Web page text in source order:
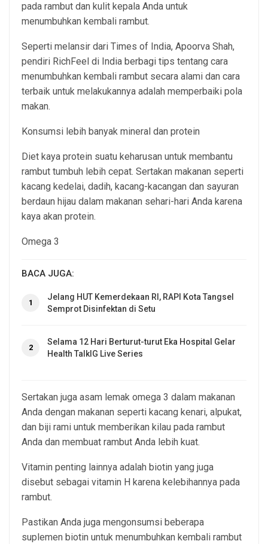
pada rambut dan kulit kepala Anda untuk
menumbuhkan kembali rambut.
Seperti melansir dari Times of India, Apoorva Shah,
pendiri RichFeel di India berbagi tips tentang cara
menumbuhkan kembali rambut secara alami dan cara
terbaik untuk melakukannya adalah memperbaiki pola
makan.
Konsumsi lebih banyak mineral dan protein
Diet kaya protein suatu keharusan untuk membantu
rambut tumbuh lebih cepat. Sertakan makanan seperti
kacang kedelai, dadih, kacang-kacangan dan sayuran
berdaun hijau dalam makanan sehari-hari Anda karena
kaya akan protein.
Omega 3
BACA JUGA:
1
Jelang HUT Kemerdekaan RI, RAPI Kota Tangsel
Semprot Disinfektan di Setu
2
Selama 12 Hari Berturut-turut Eka Hospital Gelar
Health TalkIG Live Series
Sertakan juga asam lemak omega 3 dalam makanan
Anda dengan makanan seperti kacang kenari, alpukat,
dan biji rami untuk memberikan kilau pada rambut
Anda dan membuat rambut Anda lebih kuat.
Vitamin penting lainnya adalah biotin yang juga
disebut sebagai vitamin H karena kelebihannya pada
rambut.
Pastikan Anda juga mengonsumsi beberapa
suplemen biotin untuk menumbuhkan kembali rambut